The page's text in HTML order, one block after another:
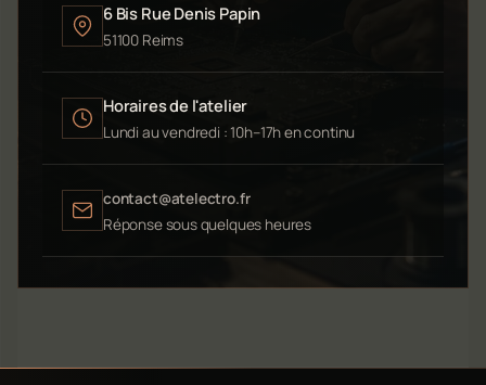
6 Bis Rue Denis Papin
51100 Reims
Horaires de l'atelier
Lundi au vendredi : 10h–17h en continu
contact@atelectro.fr
Réponse sous quelques heures